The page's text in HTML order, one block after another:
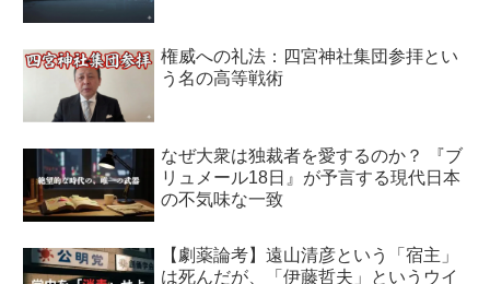
権威への礼法：四宮神社集団参拝とい
う名の高等戦術
なぜ大衆は独裁者を愛するのか？ 『ブ
リュメール18日』が予言する現代日本
の不気味な一致
【劇薬論考】遠山清彦という「宿主」
は死んだが、「伊藤哲夫」というウイ